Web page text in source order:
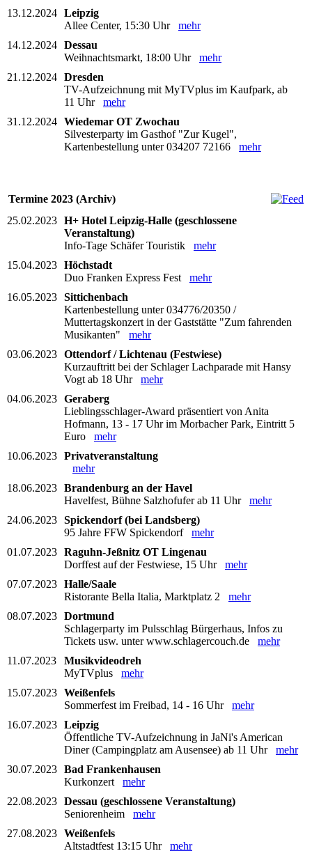
13.12.2024 Leipzig
Allee Center, 15:30 Uhr mehr
14.12.2024 Dessau
Weihnachtsmarkt, 18:00 Uhr mehr
21.12.2024 Dresden
TV-Aufzeichnung mit MyTVplus im Kaufpark, ab
11 Uhr mehr
31.12.2024 Wiedemar OT Zwochau
Silvesterparty im Gasthof "Zur Kugel",
Kartenbestellung unter 034207 72166 mehr
Termine 2023 (Archiv)
25.02.2023 H+ Hotel Leipzig-Halle (geschlossene
Veranstaltung)
Info-Tage Schäfer Touristik mehr
15.04.2023 Höchstadt
Duo Franken Express Fest mehr
16.05.2023 Sittichenbach
Kartenbestellung unter 034776/20350 /
Muttertagskonzert in der Gaststätte "Zum fahrenden
Musikanten" mehr
03.06.2023 Ottendorf / Lichtenau (Festwiese)
Kurzauftritt bei der Schlager Lachparade mit Hansy
Vogt ab 18 Uhr mehr
04.06.2023 Geraberg
Lieblingsschlager-Award präsentiert von Anita
Hofmann, 13 - 17 Uhr im Morbacher Park, Eintritt 5
Euro mehr
10.06.2023 Privatveranstaltung
mehr
18.06.2023 Brandenburg an der Havel
Havelfest, Bühne Salzhofufer ab 11 Uhr mehr
24.06.2023 Spickendorf (bei Landsberg)
95 Jahre FFW Spickendorf mehr
01.07.2023 Raguhn-Jeßnitz OT Lingenau
Dorffest auf der Festwiese, 15 Uhr mehr
07.07.2023 Halle/Saale
Ristorante Bella Italia, Marktplatz 2 mehr
08.07.2023 Dortmund
Schlagerparty im Pulsschlag Bürgerhaus, Infos zu
Tickets usw. unter www.schlagercouch.de mehr
11.07.2023
Musikvideodreh
MyTVplus mehr
15.07.2023 Weißenfels
Sommerfest im Freibad, 14 - 16 Uhr mehr
16.07.2023 Leipzig
Öffentliche TV-Aufzeichnung in JaNi's American
Diner (Campingplatz am Ausensee) ab 11 Uhr mehr
30.07.2023 Bad Frankenhausen
Kurkonzert mehr
22.08.2023 Dessau (geschlossene Veranstaltung)
Seniorenheim mehr
27.08.2023 Weißenfels
Altstadtfest 13:15 Uhr mehr